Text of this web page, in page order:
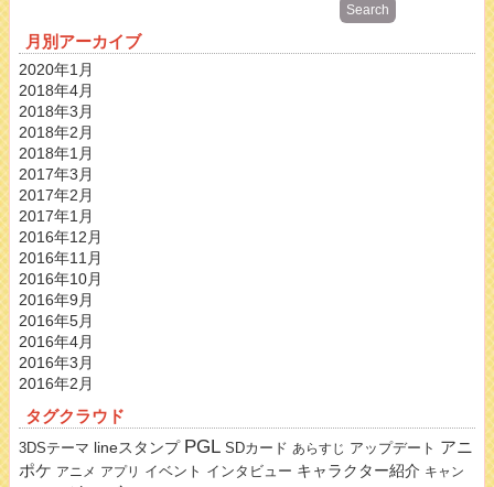
月別アーカイブ
2020年1月
2018年4月
2018年3月
2018年2月
2018年1月
2017年3月
2017年2月
2017年1月
2016年12月
2016年11月
2016年10月
2016年9月
2016年5月
2016年4月
2016年3月
2016年2月
タグクラウド
3DSテーマ lineスタンプ PGL SDカード あらすじ アップデート アニ
ポケ アニメ アプリ イベント インタビュー キャラクター紹介 キャン